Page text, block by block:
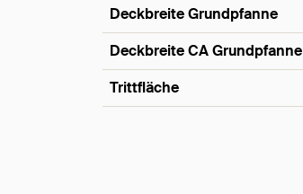
Deckbreite Grundpfanne
Deckbreite CA Grundpfanne
Trittfläche